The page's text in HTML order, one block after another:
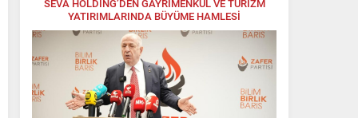
YATIRIMLARINDA BÜYÜME HAMLESİ